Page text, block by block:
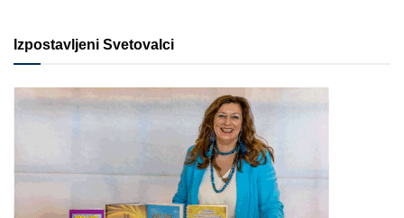
Izpostavljeni Svetovalci